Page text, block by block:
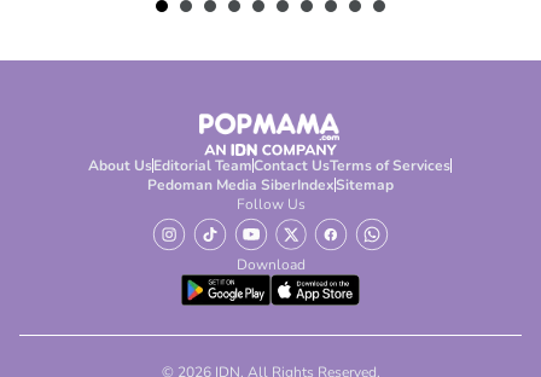
About UsEditorial TeamContact UsTerms of Services
Pedoman Media SiberIndexSitemap
Follow Us
Download
© 2026 IDN. All Rights Reserved.